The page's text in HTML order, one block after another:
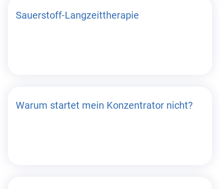
Sauerstoff-Langzeittherapie
Warum startet mein Konzentrator nicht?